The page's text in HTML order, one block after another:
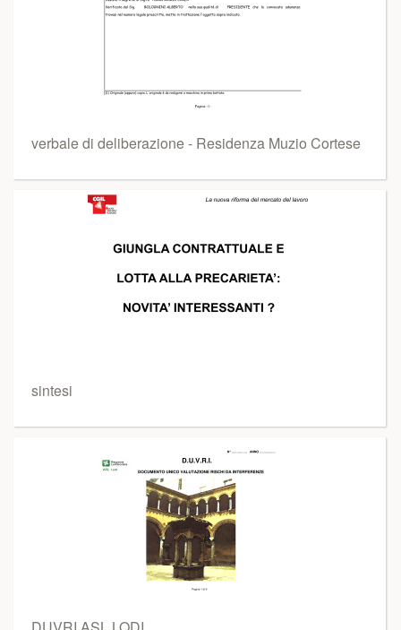
verbale di deliberazione - Residenza Muzio Cortese
sintesi